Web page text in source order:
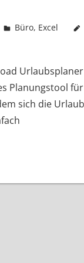
k-o-v
Büro, Excel
Planungstool
sich die